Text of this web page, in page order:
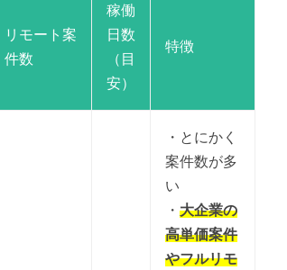
リモート案
件数
稼働
日数
（目
安）
特徴
・とにかく
案件数が多
い
・ 大企業の
高単価案件
やフルリモ